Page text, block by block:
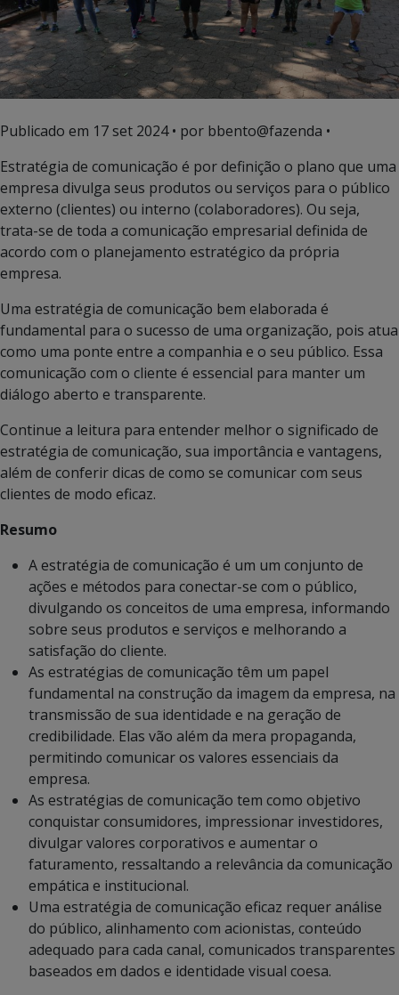
Publicado em 17 set 2024• por bbento@fazenda •
Estratégia de comunicação é por definição o plano que uma
empresa divulga seus produtos ou serviços para o público
externo (clientes) ou interno (colaboradores). Ou seja,
trata-se de toda a comunicação empresarial definida de
acordo com o planejamento estratégico da própria
empresa.
Uma estratégia de comunicação bem elaborada é
fundamental para o sucesso de uma organização, pois atua
como uma ponte entre a companhia e o seu público. Essa
comunicação com o cliente é essencial para manter um
diálogo aberto e transparente.
Continue a leitura para entender melhor o significado de
estratégia de comunicação, sua importância e vantagens,
além de conferir dicas de como se comunicar com seus
clientes de modo eficaz.
Resumo
A estratégia de comunicação é um um conjunto de
ações e métodos para conectar-se com o público,
divulgando os conceitos de uma empresa, informando
sobre seus produtos e serviços e melhorando a
satisfação do cliente.
As estratégias de comunicação têm um papel
fundamental na construção da imagem da empresa, na
transmissão de sua identidade e na geração de
credibilidade. Elas vão além da mera propaganda,
permitindo comunicar os valores essenciais da
empresa.
As estratégias de comunicação tem como objetivo
conquistar consumidores, impressionar investidores,
divulgar valores corporativos e aumentar o
faturamento, ressaltando a relevância da comunicação
empática e institucional.
Uma estratégia de comunicação eficaz requer análise
do público, alinhamento com acionistas, conteúdo
adequado para cada canal, comunicados transparentes
baseados em dados e identidade visual coesa.